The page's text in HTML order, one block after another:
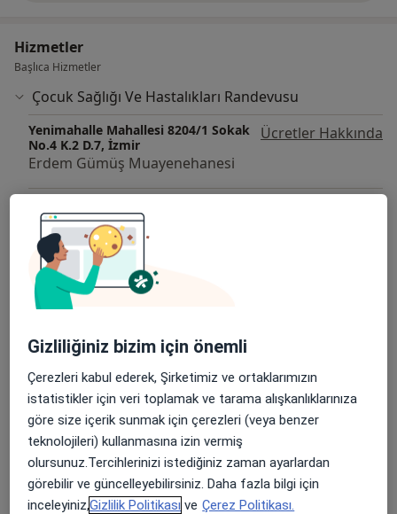
Hizmetler
Başlıca Hizmetler
Çocuk Sağlığı Ve Hastalıkları Randevusu
Yenimahalle Mahallesi 8204/1 Sokak
No.4 K.2 D.7, İzmir
Ücretler Hakkında
Erdem Gümüş Muayenehanesi
No.4 K.2 D.7, İzmir
Erdem Gümüş Muayenehanesi
Diğer Hizmetler
Astım
Aşı Takibi
Aşı takvimi
Bebek Takibi ve Aşılar
Büyüme Takibi
Enjeksiyon Im
Gizliliğiniz bizim için önemli
Çerezleri kabul ederek, Şirketimiz ve ortaklarımızın
istatistikler için veri toplamak ve tarama alışkanlıklarınıza
göre size içerik sunmak için çerezleri (veya benzer
teknolojileri) kullanmasına izin vermiş
olursunuz.Tercihlerinizi istediğiniz zaman ayarlardan
görebilir ve güncelleyebilirsiniz. Daha fazla bilgi için
inceleyiniz,Gizlilik Politikası ve Çerez Politikası.